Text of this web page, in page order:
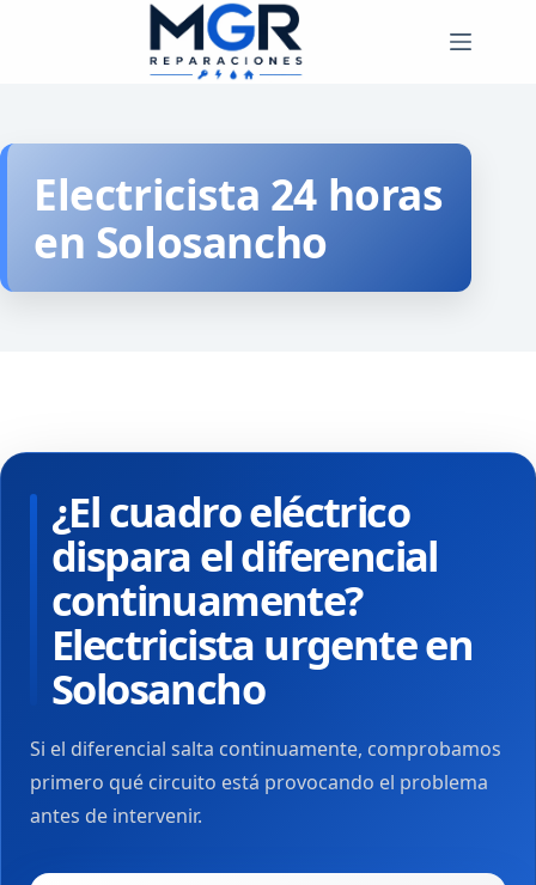
Electricista 24 horas
en Solosancho
¿El cuadro eléctrico
dispara el diferencial
continuamente?
Electricista urgente en
Solosancho
Si el diferencial salta continuamente, comprobamos
primero qué circuito está provocando el problema
antes de intervenir.